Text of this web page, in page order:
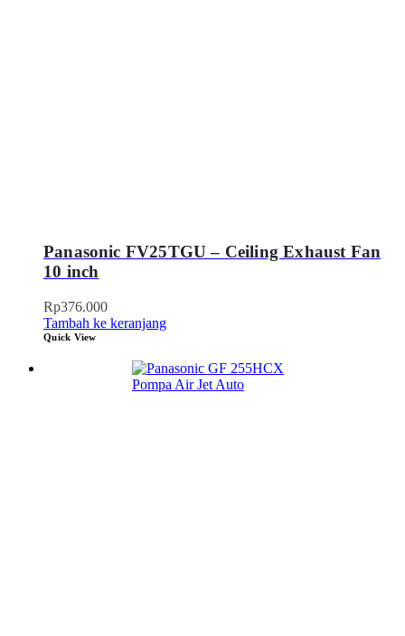
Panasonic FV25TGU – Ceiling Exhaust Fan
10 inch
Rp376.000
Tambah ke keranjang
Quick View